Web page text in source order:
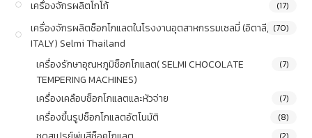
เครื่องจักรผลิตโกโก้ (17)
เครื่องจักรผลิตช็อกโกแลตในโรงงานอุตสาหกรรมเซลมี่ (อิตาลี,
ITALY) Selmi Thailand
(70)
เครื่องรักษาอุณหภูมิช็อกโกแลต( SELMI CHOCOLATE
TEMPERING MACHINES)
(7)
เครื่องเคลือบช็อกโกแลตและหัวจ่าย (7)
เครื่องขึ้นรูปช็อกโกแลตอัตโนมัติ (8)